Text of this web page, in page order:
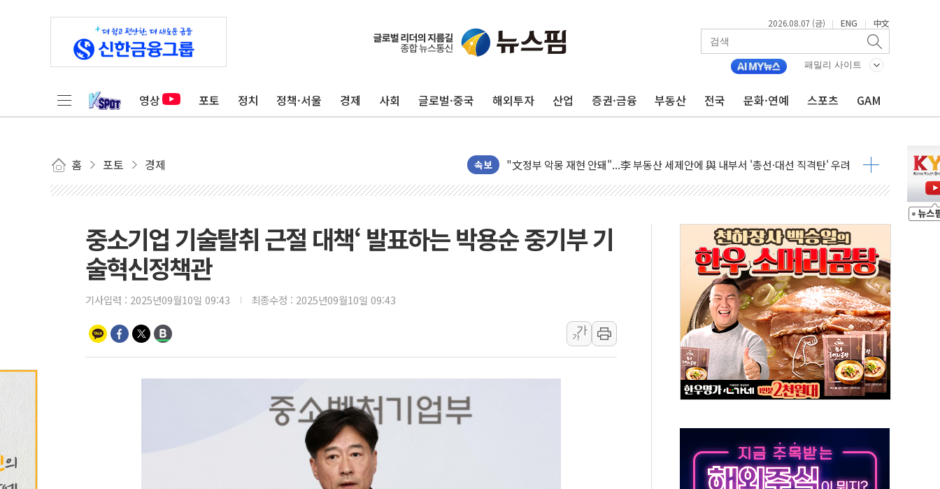
2026.08.07 (금) | ENG | 中文
패밀리 사이트
영상 포토 정치 정책·서울 경제 사회 글로벌·중국 해외투자 산업 증권·금융 부동산 전국 문화·연예 스포츠 GAM
홈 포토 경제 속보
42.5도 역대급 폭염…동물들도 특별식으로 여름나기 [뉴스핌 줌인]
포스코홀딩스, 포스코인터·DX 지분 일부 매각
태국 학교서 중학생 총기 난사...최소 7명 사망
"文정부 악몽 재현 안돼"...李 부동산 세제안에 與 내부서 '총선·대선 직격탄' 우려
신세계사이먼 '대구 프리미엄 아울렛' 건립 '본궤도'
'변기 수리' 집주인에게 흉기 휘두른 30대 세입자…경찰, 현행범 체포
워트, 상반기 영업이익 30억원
프롬바이오, 10일 거래 재개…"재무구조 개편"
NH농협생명, 농작업 중 온열질환 보장…폭염기 신속 보상 강화
랩지노믹스 "디엑솜과 美 암 진단 분야 독점 라이선스 계약"
보로노이, 폐암 치료제 'VRN11' 캐나다 IND 신청
푸본현대생명, 육군 3군단과 군 장병 금융교육·전역 지원 협약
교보생명, '교보K-맞춤건강보험' 6개월 배타적사용권 획득
컴투스 '제우스: 오만의 신' 26일 출시, 유저의 캐릭터가 AI로 플레이한다
중소기업 기술탈취 근절 대책‘ 발표하는 박용순 중기부 기
술혁신정책관
기사입력 : 2025년09월10일 09:43 최종수정 : 2025년09월10일 09:43
가
가